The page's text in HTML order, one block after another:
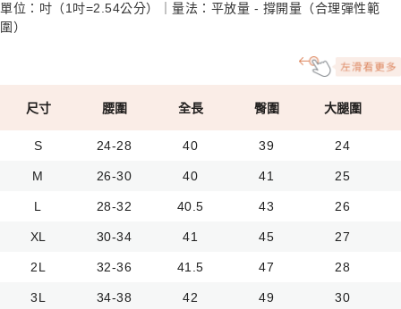
單位：吋（1吋=2.54公分）｜量法：平放量 - 撐開量（合理彈性範
圍）
尺寸 腰圍 全長 臀圍 大腿圍
S 24-28 40 39 24
M 26-30 40 41 25
L 28-32 40.5 43 26
XL 30-34 41 45 27
2L 32-36 41.5 47 28
3L 34-38 42 49 30